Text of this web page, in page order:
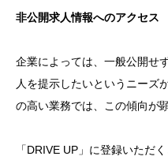
非公開求人情報へのアクセス
企業によっては、一般公開せ
人を提示したいというニーズ
の高い業務では、この傾向が
「DRIVE UP」に登録いただ